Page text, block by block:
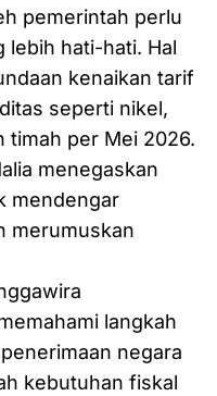
pemerintah perlu
lebih hati-hati. Hal
kenaikan tarif
seperti nikel,
timah per Mei 2026.
menegaskan
mendengar
merumuskan
langkah
negara
kebutuhan fiskal